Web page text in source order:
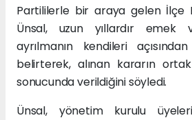
Partililerle bir araya gelen İlçe
Ünsal, uzun yıllardır emek
ayrılmanın kendileri
belirterek, alınan kararın
sonucunda verildiğini söyledi.
Ünsal, yönetim kurulu